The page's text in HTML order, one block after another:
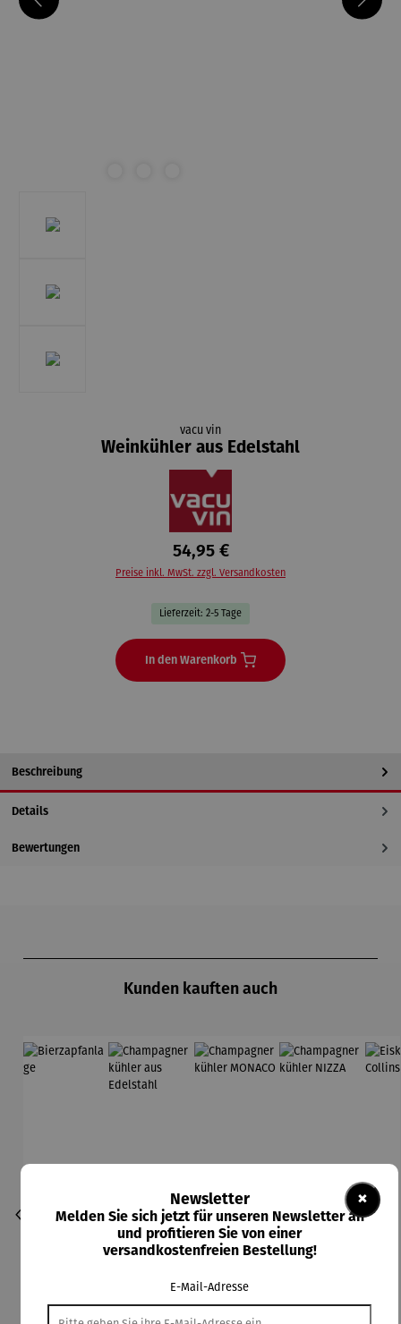
vacu vin
Weinkühler aus Edelstahl
54,95 €
Preise inkl. MwSt. zzgl. Versandkosten
Lieferzeit: 2-5 Tage
In den Warenkorb
Beschreibung
Details
Bewertungen
Kunden kauften auch
×
Newsletter
Melden Sie sich jetzt für unseren Newsletter an
und profitieren Sie von einer
versandkostenfreien Bestellung!
E-Mail-Adresse